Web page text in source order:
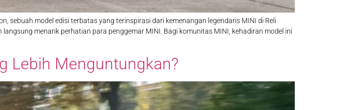
sebuah model edisi terbatas yang terinspirasi dari kemenangan legendaris MINI di Reli
menarik perhatian para penggemar MINI. Bagi komunitas MINI, kehadiran model ini
Lebih Menguntungkan?